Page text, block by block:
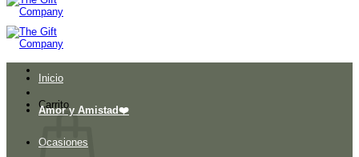
Carrito
Inicio
Amor y Amistad❤️
Ocasiones